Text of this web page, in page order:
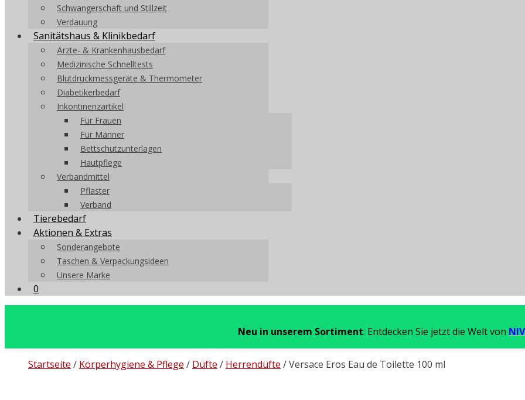
Schwangerschaft und Stillzeit
Verdauung
Sanitätshaus & Klinikbedarf
Ärzte- & Krankenhausbedarf
Medizinische Schnelltests
Blutdruckmessgeräte & Thermometer
Diabetikerbedarf
Inkontinenzartikel
Für Frauen
Für Männer
Bettschutzunterlagen
Hautpflege
Verbandmittel
Pflaster
Verband
Tierebedarf
Aktionen & Extras
Sonderangebote
Taschen & Verpackungsideen
Unsere Marke
0
Neu in unserem Sortiment: Entdecken Sie jetzt die Welt von
Startseite / Körperhygiene & Pflege / Düfte / Herrendüfte / Versace Eros Eau de Toilette 100 ml